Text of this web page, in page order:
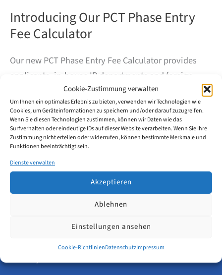
Cookie-Zustimmung verwalten
Um Ihnen ein optimales Erlebnis zu bieten, verwenden wir Technologien wie
Cookies, um Geräteinformationen zu speichern und/oder darauf zuzugreifen.
Wenn Sie diesen Technologien zustimmen, können wir Daten wie das
Surfverhalten oder eindeutige IDs auf dieser Website verarbeiten. Wenn Sie Ihre
Zustimmung nicht erteilen oder widerrufen, können bestimmte Merkmale und
Funktionen beeinträchtigt sein.
Dienste verwalten
Akzeptieren
Ablehnen
Einstellungen ansehen
Cookie-RichtlinienDatenschutzImpressum
Introducing Our PCT Phase Entry
Fee Calculator
Our new PCT Phase Entry Fee Calculator provides
applicants, in-house IP departments and foreign
patent attorneys with a practical first estimate of
deadlines and official fees for entering the German
national phase or European regional phase from a
PCT application.
Introducing
Our
Phase
Weiterlesen
Patentanwälte